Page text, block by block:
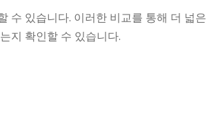
수 있습니다. 이러한 비교를 통해 더 넓
지 확인할 수 있습니다.